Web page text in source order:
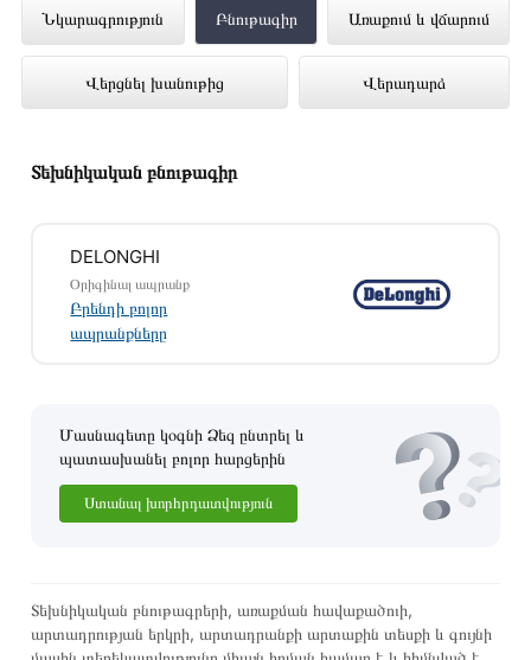
Նկարագրություն Բնութագիր Առաքում և վճարում
Վերցնել խանութից Վերադարձ
Բազմաեփ սարք DELONGHI
FH1396/1.BK ներկայացված է
Technomix առցանց խանութում լավագույն
Կարող եք նաև պատվիրել՝ զանգահարելով կայքում նշված
կոնտակտային համարներին։
Տեխնիկական բնութագիր
DELONGHI
Օրիգինալ ապրանք
Բրենդի բոլոր
ապրանքները
Մասնագետը կօգնի Ձեզ ընտրել և
պատասխանել բոլոր հարցերին
Ստանալ խորհրդատվություն
Տեխնիկական բնութագրերի, առաքման հավաքածուի,
արտադրության երկրի, արտադրանքի արտաքին տեսքի և գույնի